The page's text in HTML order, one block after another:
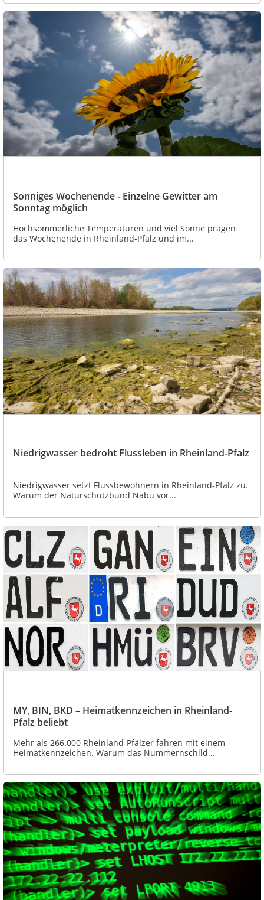
Sonniges Wochenende - Einzelne Gewitter am
Sonntag möglich
Hochsommerliche Temperaturen und viel Sonne prägen
das Wochenende in Rheinland-Pfalz und im...
Niedrigwasser bedroht Flussleben in Rheinland-Pfalz
Niedrigwasser setzt Flussbewohnern in Rheinland-Pfalz zu.
Warum der Naturschutzbund Nabu vor...
MY, BIN, BKD – Heimatkennzeichen in Rheinland-
Pfalz beliebt
Mehr als 266.000 Rheinland-Pfälzer fahren mit einem
Heimatkennzeichen. Warum das Nummernschild...